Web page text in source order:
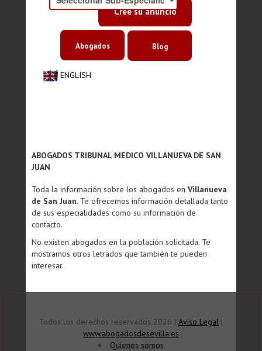
Cree su anuncio
ENGLISH
Abogados Blog
ABOGADOS TRIBUNAL MEDICO VILLANUEVA DE SAN
JUAN
Toda la información sobre los abogados en Villanueva
de San Juan. Te ofrecemos información detallada tanto
de sus especialidades como su información de
contacto.
No existen abogados en la población solicitada. Te
mostramos otros letrados que también te pueden
interesar.
Todos los derechos reservados 2026 | Aviso Legal |
www.abogadosdesevilla.es
Quienes somos